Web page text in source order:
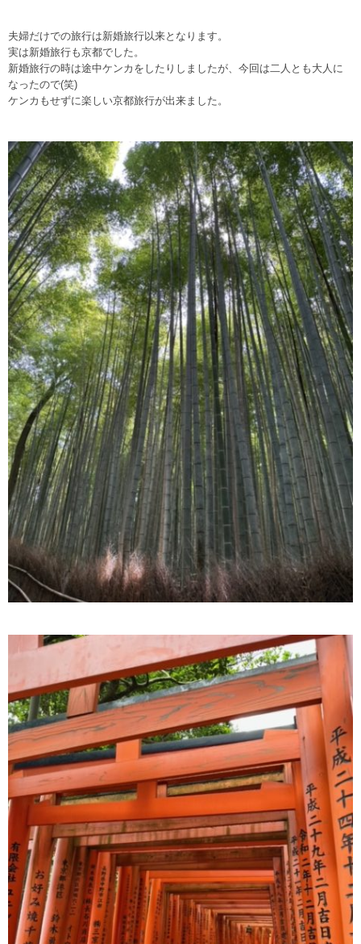
夫婦だけでの旅行は新婚旅行以来となります。
実は新婚旅行も京都でした。
新婚旅行の時は途中ケンカをしたりしましたが、今回は二人とも大人に
なったので(笑)
ケンカもせずに楽しい京都旅行が出来ました。